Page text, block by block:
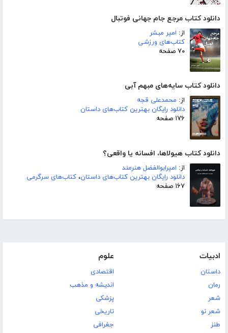
دانلود کتاب مرجع جام جهانی فوتبال
از: امیر مبشر
کتاب‌های ورزشی
۷۰ صفحه
دانلود کتاب سایه‌های مبهم آبی
از: محمدعلی قجه
دانلود رایگان بهترین کتاب‌های داستان
۱۷۶ صفحه
دانلود کتاب هیولاها، افسانه یا واقعی؟
از: امیرابوالفضل هنرمند
دانلود رایگان بهترین کتاب‌های داستان، کتاب‌های سرگرمی
۱۶۷ صفحه
ادبیات
داستان
رمان
شعر
شعر نو
طنز
علوم
اقتصادی
اندیشه و مذهب
پزشکی
تاریخی
جغرافی